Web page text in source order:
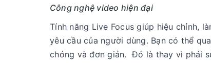
Công nghệ video hiện đại
Tính năng Live Focus giúp hiệu chỉnh,
yêu cầu của người dùng. Bạn có thể
chóng và đơn giản. Đó là thay vì phải